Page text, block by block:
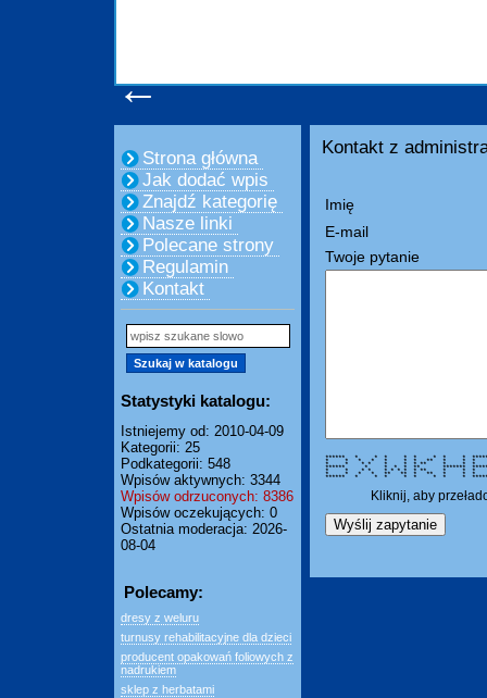
←
Strona główna
Jak dodać wpis
Znajdź kategorię
Nasze linki
Polecane strony
Regulamin
Kontakt
Statystyki katalogu:
Istniejemy od: 2010-04-09
Kategorii: 25
Podkategorii: 548
Wpisów aktywnych: 3344
Wpisów odrzuconych: 8386
Wpisów oczekujących: 0
Ostatnia moderacja: 2026-
08-04
Polecamy:
dresy z weluru
turnusy rehabilitacyjne dla dzieci
producent opakowań foliowych z
nadrukiem
sklep z herbatami
Kontakt z
Imię
E-mail
Twoje pytanie
****** * * * * * * * * ******
* * * * * * * ** * *
* * * * * * * ** * *
****** * * * * ** *******
* * * * * * * * * ** *
* * * * ** ** * ** *
****** * * * * * * * * ******
Kliknij, aby